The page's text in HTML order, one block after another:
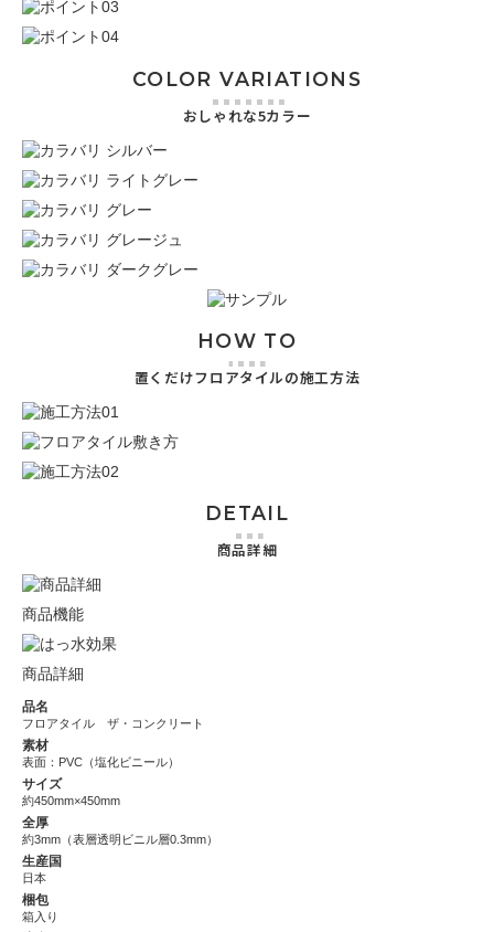
COLOR VARIATIONS
おしゃれな5カラー
HOW TO
置くだけフロアタイルの施工方法
DETAIL
商品詳細
商品機能
商品詳細
品名
フロアタイル ザ・コンクリート
素材
表面：PVC（塩化ビニール）
サイズ
約450mm×450mm
全厚
約3mm（表層透明ビニル層0.3mm）
生産国
日本
梱包
箱入り